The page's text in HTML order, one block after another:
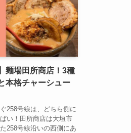
麺場田所商店！3種
本格チャーシュー
258号線は、どちら側に
い！田所商店は大垣市
258号線沿いの西側にあ